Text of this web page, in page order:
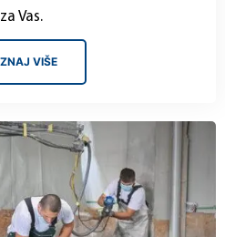
za Vas.
VIŠE